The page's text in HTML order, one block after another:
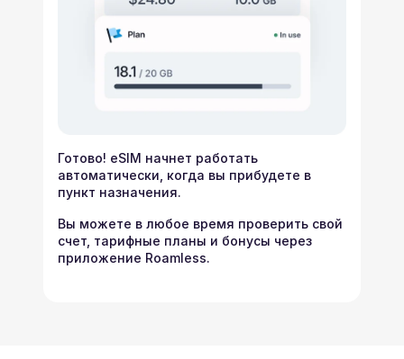
Готово! eSIM начнет работать
автоматически, когда вы прибудете в
пункт назначения.
Вы можете в любое время проверить свой
счет, тарифные планы и бонусы через
приложение Roamless.